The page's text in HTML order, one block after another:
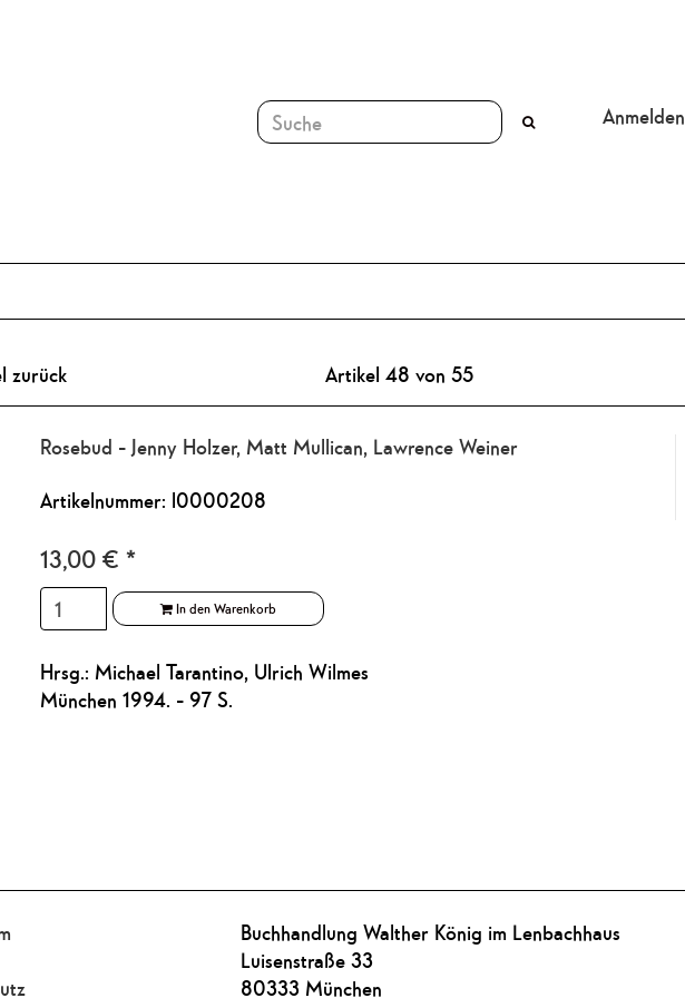
Anmelden
zurück Artikel 48 von 55
Rosebud - Jenny Holzer, Matt Mullican, Lawrence Weiner
Artikelnummer: l0000208
13,00 € *
In den Warenkorb
Hrsg.: Michael Tarantino, Ulrich Wilmes
München 1994. - 97 S.
Buchhandlung Walther König im Lenbachhaus
Luisenstraße 33
80333 München